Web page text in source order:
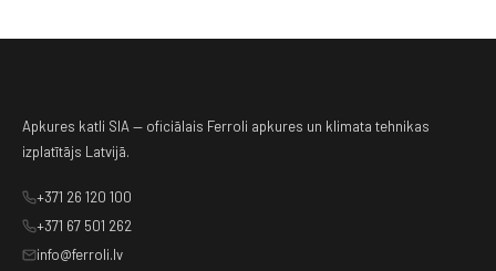
Apkures katli SIA — oficiālais Ferroli apkures un klimata tehnikas
izplatītājs Latvijā.
+371 26 120 100
+371 67 501 262
info@ferroli.lv